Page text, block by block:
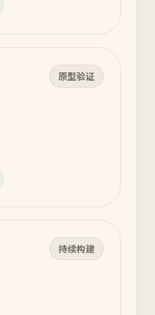
原型验证
持续构建